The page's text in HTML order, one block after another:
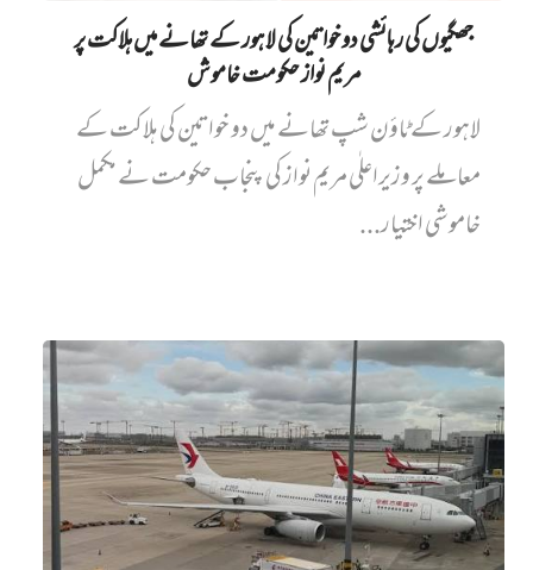
جھگیوں کی رہائشی دو خواتین کی لاہور کے تھانے میں‌ ہلاکت پر
مریم نواز حکومت خاموش
لاہور کے ٹاؤن شپ تھانے میں دو خواتین کی ہلاکت کے
معاملے پر وزیراعلٰی مریم نواز کی پنجاب حکومت نے مکمل
خاموشی اختیار...